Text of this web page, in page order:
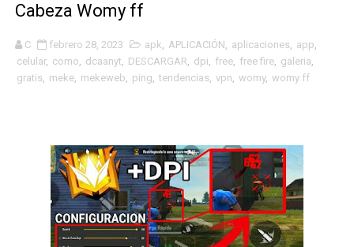
Cabeza Womy ff
C febrero 28, 2023 apk, APLICACIÓN, aplicaciones, app,
celular, como, dcaanyt, DESCARGAR, dpi, free, free fire, galeria,
gratis, meke, mekeweb, ping, tendencias, vpn, womy, womy ff